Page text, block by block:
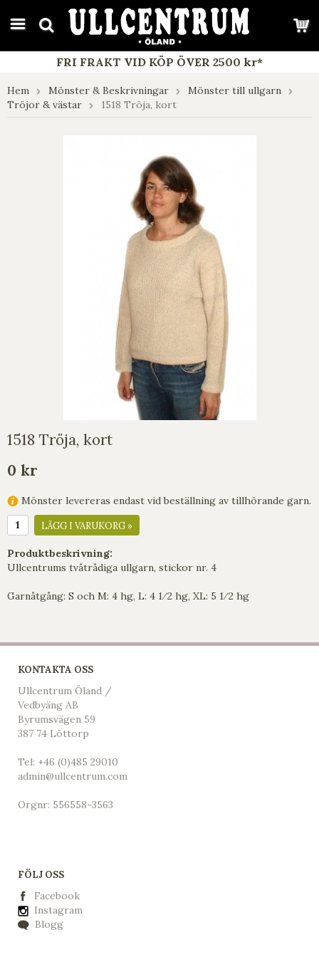
google-site-verification: google7e4b1026db5d9f32.html
FRI FRAKT VID KÖP ÖVER 2500 kr*
Hem Mönster & Beskrivningar
Mönster till ullgarn
Tröjor & västar
1518 Tröja, kort
1518 Tröja, kort
0 kr
Mönster levereras endast vid beställning av tillhörande garn.
LÄGG I VARUKORG »
Produktbeskrivning:
Ullcentrums tvåtrådiga ullgarn, stickor nr. 4
Garnåtgång: S och M: 4 hg, L: 4 1⁄2 hg, XL: 5 1⁄2 hg
KONTAKTA OSS
Ullcentrum Öland /
Vedbyäng AB
Byrumsvägen 59
387 74 Löttorp
Tel: +46 (0)485 29010
admin@ullcentrum.com
Orgnr: 556558-3563
FÖLJ OSS
Facebook
Instagram
Blogg